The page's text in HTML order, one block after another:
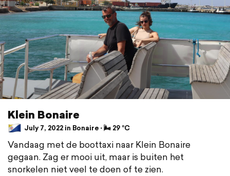
Klein Bonaire
July 7, 2022 in Bonaire ⋅ 🌬 29 °C
Vandaag met de boottaxi naar Klein Bonaire
gegaan. Zag er mooi uit, maar is buiten het
snorkelen niet veel te doen of te zien.